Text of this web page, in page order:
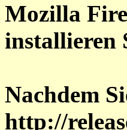
Mozilla
installieren
Nachdem
http://